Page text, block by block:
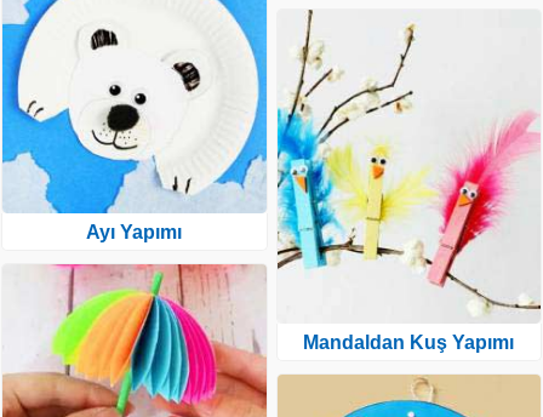
Ayı Yapımı
Mandaldan Kuş Yapımı